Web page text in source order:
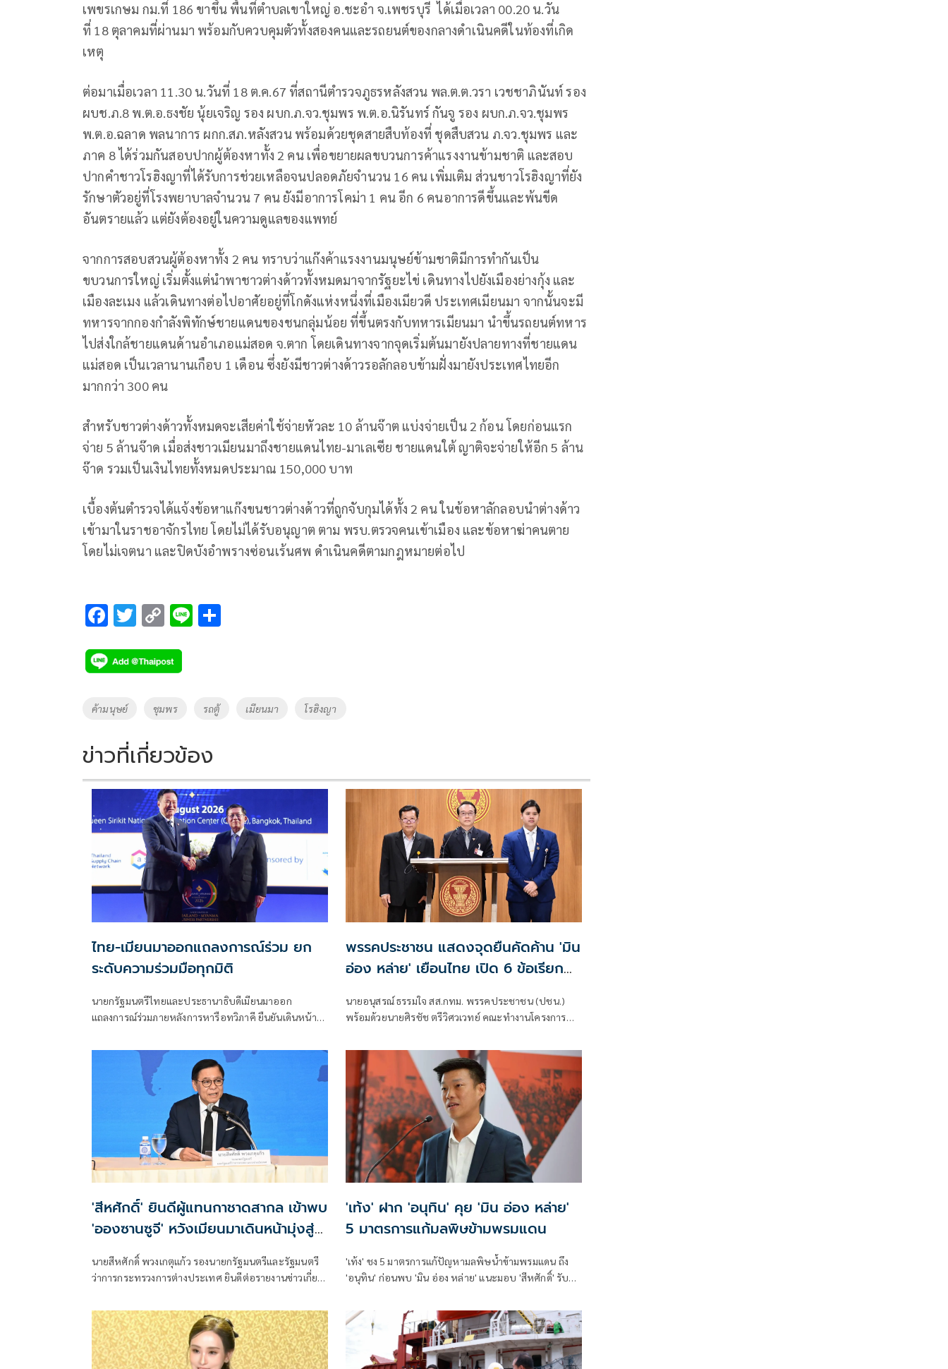
เพขรเกษม กม.ที่ 186 ขาขึ้น พื้นที่ตำบลเขาใหญ่ อ.ชะอำ จ.เพชรบุรี ได้เมื่อเวลา 00.20 น.วัน
ที่ 18ตุลาคมที่ผ่านมา พร้อมกับควบคุมตัวทั้งสองคนและรถยนต์ของกลางดำเนินคดีในท้องที่เกิด
เหตุ
ต่อมาเมื่อเวลา 11.30 น.วันที่ 18ต.ค.67 ที่สถานีตำรวจภูธรหลังสวน พล.ต.ต.วรา เวชชาภินันท์ รอง
ผบช.ภ.8 พ.ต.อ.ธงชัย นุ้ยเจริญ รอง ผบก.ภ.จว.ชุมพร พ.ต.อ.นิรันทร์ กันจู รอง ผบก.ภ.จว.ชุมพร
พ.ต.อ.ฉลาด พลนาการ ผกก.สภ.หลังสวน พร้อมด้วยชุดสายสืบท้องที่ ชุดสืบสวน ภ.จว.ชุมพร และ
ภาค 8ได้ร่วมกันสอบปากผู้ต้องหาทั้ง 2 คน เพื่อขยายผลขบวนการค้าแรงงานข้ามชาติ และสอบ
ปากคำชาวโรฮิงญาที่ได้รับการช่วยเหลือจนปลอดภัยจำนวน 16 คน เพิ่มเติม ส่วนชาวโรฮิงญาที่ยัง
รักษาตัวอยู่ที่โรงพยาบาลจำนวน 7 คน ยังมีอาการโคม่า 1 คน อีก 6 คนอาการดีขึ้นและพ้นขีด
อันตรายแล้ว แต่ยังต้องอยู่ในความดูแลของแพทย์
จากการสอบสวนผู้ต้องหาทั้ง 2 คน ทราบว่าแก๊งค้าแรงงานมนุษย์ข้ามชาติมีการทำกันเป็น
ขบวนการใหญ่ เริ่มตั้งแต่นำพาชาวต่างด้าวทั้งหมดมาจากรัฐยะไข่ เดินทางไปยังเมืองย่างกุ้ง และ
เมืองละเมง แล้วเดินทางต่อไปอาศัยอยู่ที่โกดังแห่งหนึ่งที่เมืองเมียวดี ประเทศเมียนมา จากนั้นจะมี
ทหารจากกองกำลังพิทักษ์ชายแดนของชนกลุ่มน้อย ที่ขึ้นตรงกับทหารเมียนมา นำขึ้นรถยนต์ทหาร
ไปส่งใกล้ชายแดนด้านอำเภอแม่สอด จ.ตาก โดยเดินทางจากจุดเริ่มต้นมายังปลายทางที่ชายแดน
แม่สอด เป็นเวลานานเกือบ 1 เดือน ซึ่งยังมีชาวต่างด้าวรอลักลอบข้ามฝั่งมายังประเทศไทยอีก
มากกว่า 300คน
สำหรับชาวต่างด้าวทั้งหมดจะเสียค่าใช้จ่ายหัวละ 10 ล้านจ๊าต แบ่งจ่ายเป็น 2 ก้อน โดยก่อนแรก
จ่าย 5 ล้านจ๊าด เมื่อส่งชาวเมียนมาถึงชายแดนไทย-มาเลเซีย ชายแดนใต้ ญาติจะจ่ายให้อีก5 ล้าน
จ๊าด รวมเป็นเงินไทยทั้งหมดประมาณ 150,000 บาท
เบื้องต้นตำรวจได้แจ้งข้อหาแก๊งขนชาวต่างด้าวที่ถูกจับกุมได้ทั้ง 2 คน ในข้อหาลักลอบนำต่างด้าว
เข้ามาในราชอาจักรไทย โดยไม่ได้รับอนุญาต ตาม พรบ.ตรวจคนเข้าเมือง และข้อหาฆ่าคนตาย
โดยไม่เจตนา และปิดบังอำพรางซ่อนเร้นศพ ดำเนินคดีตามกฎหมายต่อไป
F
e
b
o
k
T
tt
er
C
p
y
Li
k
Li
Tags
ค้ามนุษย์ ชุมพร รถตู้ เมียนมา โรฮิงญา
ข่าวที่เกี่ยวข้อง
ไทย-เมียนมาออกแถลงการณ์ร่วม ยก
ระดับความร่วมมือทุกมิติ
นายกรัฐมนตรีไทยและประธานาธิบดีเมียนมาออก
แถลงการณ์ร่วมภายหลังการหารือทวิภาคี ยืนยันเดินหน้า
ชายแดน การปราบปรามอาชญากรรมข้ามชา
พรรคประชาชน แสดงจุดยืนคัดค้าน 'มิน
อ่อง หล่าย' เยือนไทย เปิด 6 ข้อเรียก
นายอนุสรณ์ ธรรมใจ สส.กทม. พรรคประชาชน (ปชน.)
พร้อมด้วยนายศิรชัช ตรีวิศวเวทย์ คณะทำงานโครงการ
ชน และการพัฒนาอย่างยั่งยืน แถลงคัดค้านการเยือนไทย
อย่างเป็นทางการของพลเอกอาวุโส มิน ออง ไลง์
'สีหศักดิ์' ยินดีผู้แทนกาชาดสากล เข้าพบ
'อองซานซูจี' หวังเมียนมาเดินหน้ามุ่งสู่
สันติภาพ
นายสีหศักดิ์ พวงเกตุแก้ว รองนายกรัฐมนตรีและรัฐมนตรี
ว่าการกระทรวงการต่างประเทศ ยินดีต่อรายงานข่าวเกี่ยว
กรรมการกาชาดระหว่างประเทศประจำเมียนมา ซึ่งเกิดขึ้น
ภายหลังการประชุมอย่างไม่เป็นทางการระหว่างรัฐมนตรี
ต่างประเทศอ
'เท้ง' ฝาก 'อนุทิน' คุย 'มิน อ่อง หล่าย'
5 มาตรการแก้มลพิษข้ามพรมแดน
'เท้ง' ชง 5 มาตรการแก้ปัญหามลพิษน้ำข้ามพรมแดน ถึง
'อนุทิน' ก่อนพบ 'มิน อ่อง หล่าย' แนะมอบ 'สีหศักดิ์' รับผิด